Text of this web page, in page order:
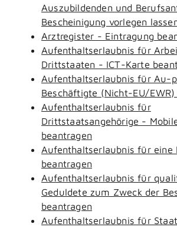
Auszubildenden und
Bescheinigung vorlegen
Arztregister - Eintragung
Aufenthaltserlaubnis für
Drittstaaten - ICT-Karte
Aufenthaltserlaubnis für Au-
Beschäftigte (Nicht-EU/EWR)
Aufenthaltserlaubnis für
Drittstaatsangehörige -
beantragen
Aufenthaltserlaubnis für eine
beantragen
Aufenthaltserlaubnis für
Geduldete zum Zweck der
beantragen
Aufenthaltserlaubnis für